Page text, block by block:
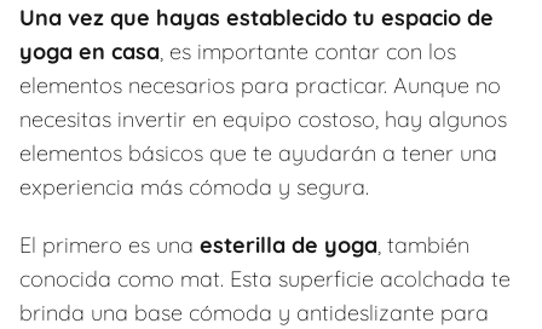
Una vez que hayas establecido tu espacio de
yoga en casa, es importante contar con los
elementos necesarios para practicar. Aunque no
necesitas invertir en equipo costoso, hay algunos
elementos básicos que te ayudarán a tener una
experiencia más cómoda y segura.
El primero es una esterilla de yoga, también
conocida como mat. Esta superficie acolchada te
brinda una base cómoda y antideslizante para